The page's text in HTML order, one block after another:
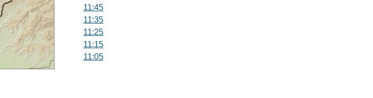
11:45
11:35
11:25
11:15
11:05